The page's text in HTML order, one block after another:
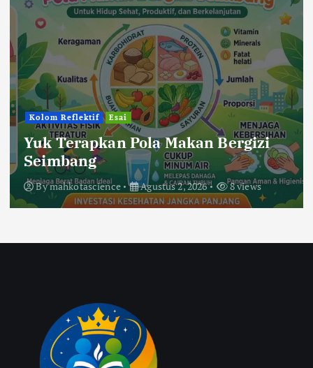
Kolom Reflektif Esai
Yuk Terapkan Pola Makan Bergizi
Seimbang
Bymahkotascience Agustus 2, 2026 8 views